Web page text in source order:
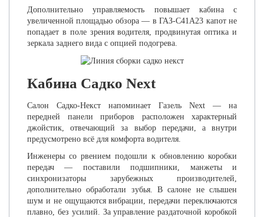
Дополнительно управляемость повышает кабина с
увеличенной площадью обзора — в ГАЗ-C41A23 капот не
попадает в поле зрения водителя, продвинутая оптика и
зеркала заднего вида с опцией подогрева.
Кабина Садко Next
Салон Садко-Некст напоминает Газель Next — на
передней панели приборов расположен характерный
джойстик, отвечающий за выбор передачи, а внутри
предусмотрено всё для комфорта водителя.
Инженеры со рвением подошли к обновлению коробки
передач — поставили подшипники, манжеты и
синхронизаторы зарубежных производителей,
дополнительно обработали зубья. В салоне не слышен
шум и не ощущаются вибрации, передачи переключаются
плавно, без усилий. За управление раздаточной коробкой